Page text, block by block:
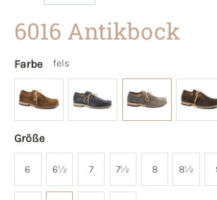
6016 Antikbock
Farbe fels
Größe
6 6½ 7 7½ 8 8½